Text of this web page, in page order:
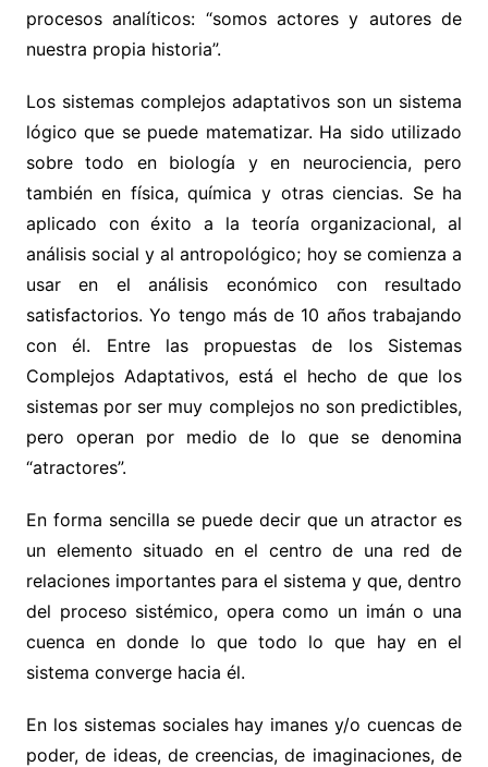
procesos analíticos: “somos actores y autores de
nuestra propia historia”.
Los sistemas complejos adaptativos son un sistema
lógico que se puede matematizar. Ha sido utilizado
sobre todo en biología y en neurociencia, pero
también en física, química y otras ciencias. Se ha
aplicado con éxito a la teoría organizacional, al
análisis social y al antropológico; hoy se comienza a
usar en el análisis económico con resultado
satisfactorios. Yo tengo más de 10 años trabajando
con él. Entre las propuestas de los Sistemas
Complejos Adaptativos, está el hecho de que los
sistemas por ser muy complejos no son predictibles,
pero operan por medio de lo que se denomina
“atractores”.
En forma sencilla se puede decir que un atractor es
un elemento situado en el centro de una red de
relaciones importantes para el sistema y que, dentro
del proceso sistémico, opera como un imán o una
cuenca en donde lo que todo lo que hay en el
sistema converge hacia él.
En los sistemas sociales hay imanes y/o cuencas de
poder, de ideas, de creencias, de imaginaciones, de